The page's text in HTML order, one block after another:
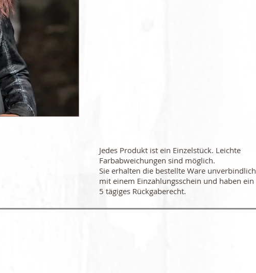
Jedes Produkt ist ein Einzelstück. Leichte
Farbabweichungen sind möglich.
Sie erhalten die bestellte Ware unverbindlich
mit einem Einzahlungsschein und haben ein
5 tägiges Rückgaberecht.